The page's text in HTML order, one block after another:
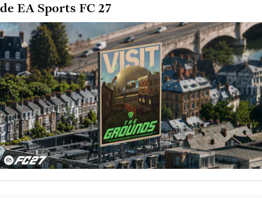
de EA Sports FC 27